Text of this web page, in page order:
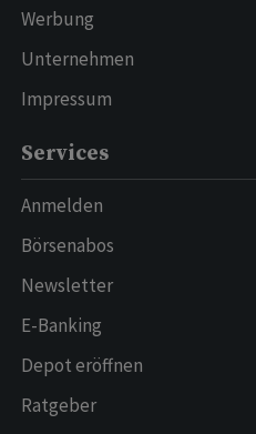
Werbung
Unternehmen
Impressum
Services
Anmelden
Börsenabos
Newsletter
E-Banking
Depot eröffnen
Ratgeber